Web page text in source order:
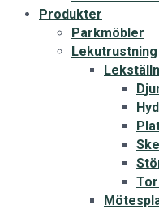
Produkter
Parkmöbler
Lekutrustning